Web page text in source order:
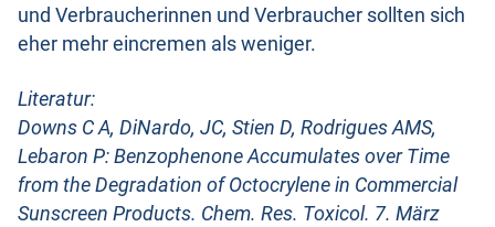
und Verbraucherinnen und Verbraucher sollten sich
eher mehr eincremen als weniger.
Literatur:
Downs C A, DiNardo, JC, Stien D, Rodrigues AMS,
Lebaron P: Benzophenone Accumulates over Time
from the Degradation of Octocrylene in Commercial
Sunscreen Products. Chem. Res. Toxicol. 7. März